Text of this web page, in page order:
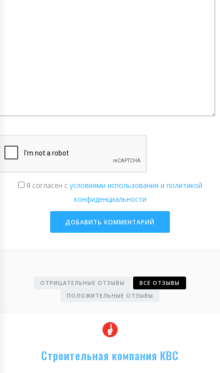
Я согласен с условиями использования и политикой
конфиденциальности
ОТРИЦАТЕЛЬНЫЕ ОТЗЫВЫ
ВСЕ ОТЗЫВЫ
ПОЛОЖИТЕЛЬНЫЕ ОТЗЫВЫ
Строительная компания КВС